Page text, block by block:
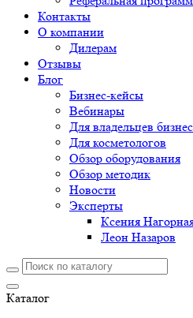
Контакты
О компании
Дилерам
Отзывы
Блог
Бизнес-кейсы
Вебинары
Для владельцев
Для косметологов
Обзор оборудования
Обзор методик
Новости
Эксперты
Ксения
Леон Назаров
Каталог